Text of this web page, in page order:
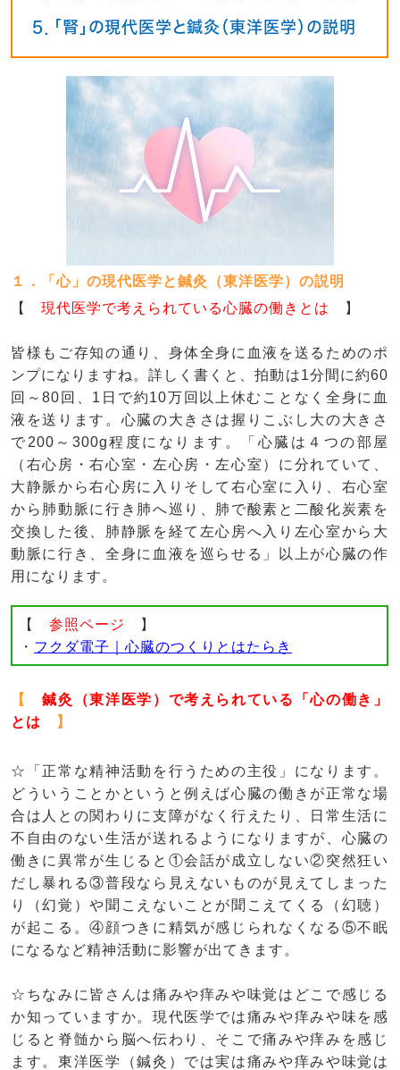
５．「腎」の現代医学と鍼灸（東洋医学）の説明
１．「心」の現代医学と鍼灸（東洋医学）の説明
【 現代医学で考えられている心臓の働きとは 】
皆様もご存知の通り、身体全身に血液を送るためのポ
ンプになりますね。詳しく書くと、拍動は1分間に約60
回～80回、1日で約10万回以上休むことなく全身に血
液を送ります。心臓の大きさは握りこぶし大の大きさ
で200～300g程度になります。「心臓は４つの部屋
（右心房・右心室・左心房・左心室）に分れていて、
大静脈から右心房に入りそして右心室に入り、右心室
から肺動脈に行き肺へ巡り、肺で酸素と二酸化炭素を
交換した後、肺静脈を経て左心房へ入り左心室から大
動脈に行き、全身に血液を巡らせる」以上が心臓の作
用になります。
【 参照ページ
】
・ フクダ電子｜心臓のつくりとはたらき
【鍼灸（東洋医学）で考えられている「心の働き」
とは
】
☆「正常な精神活動を行うための主役」になります。
どういうことかというと例えば心臓の働きが正常な場
合は人との関わりに支障がなく行えたり、日常生活に
不自由のない生活が送れるようになりますが、心臓の
働きに異常が生じると①会話が成立しない②突然狂い
だし暴れる③普段なら見えないものが見えてしまった
り（幻覚）や聞こえないことが聞こえてくる（幻聴）
が起こる。④顔つきに精気が感じられなくなる⑤不眠
になるなど精神活動に影響が出てきます。
☆ちなみに皆さんは痛みや痒みや味覚はどこで感じる
か知っていますか。現代医学では痛みや痒みや味を感
じると脊髄から脳へ伝わり、そこで痛みや痒みを感じ
ます。東洋医学（鍼灸）では実は痛みや痒みや味覚は